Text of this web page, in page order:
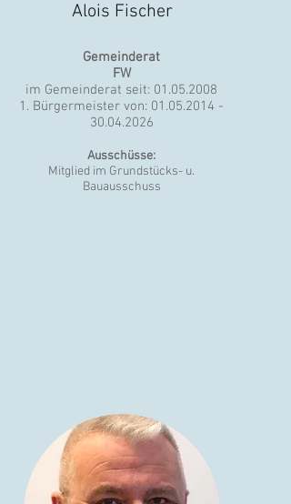
Alois Fischer
Gemeinderat
FW
im Gemeinderat seit: 01.05.2008
1. Bürgermeister von: 01.05.2014 -
30.04.2026
Ausschüsse:
Mitglied im Grundstücks- u.
Bauausschuss